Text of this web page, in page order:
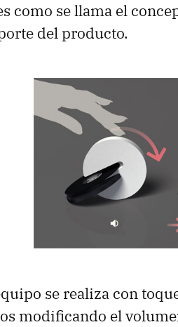
como se llama el
del producto.
se realiza con
modificando el